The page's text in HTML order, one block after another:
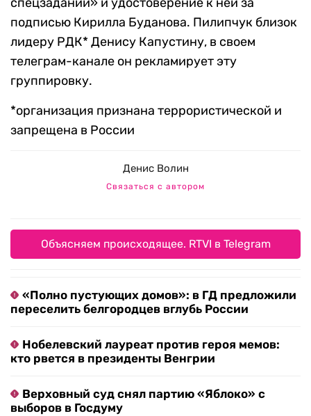
подписью Кирилла Буданова. Пилипчук близок
лидеру РДК* Денису Капустину, в своем
телеграм-канале он рекламирует эту
группировку.
*организация признана террористической и
запрещена в России
Денис Волин
Связаться с автором
Объясняем происходящее. RTVI в Telegram
«Полно пустующих домов»: в ГД предложили
переселить белгородцев вглубь России
Нобелевский лауреат против героя мемов:
кто рвется в президенты Венгрии
Верховный суд снял партию «Яблоко» с
выборов в Госдуму